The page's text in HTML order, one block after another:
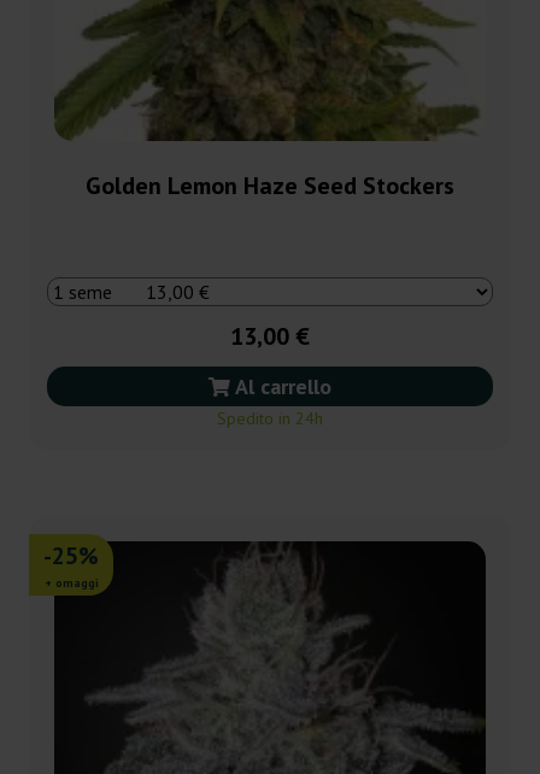
Golden Lemon Haze Seed Stockers
13,00 €
Al carrello
Spedito in 24h
-25%
+ omaggi